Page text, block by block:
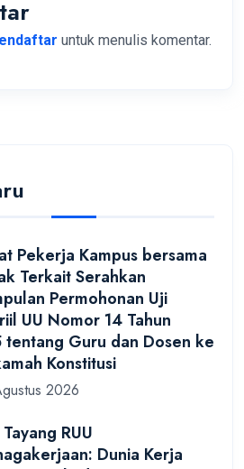
untuk menulis komentar.
Pekerja Kampus bersama
Terkait Serahkan
Permohonan Uji
UU Nomor 14 Tahun
Guru dan Dosen ke
Konstitusi
2026
RUU
Dunia Kerja